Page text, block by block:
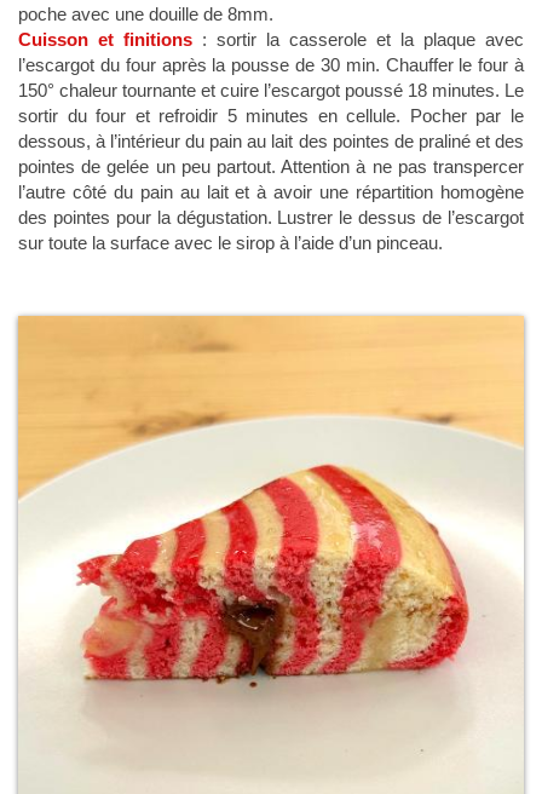
poche avec une douille de 8mm.
Cuisson et finitions : sortir la casserole et la plaque avec
l’escargot du four après la pousse de 30 min. Chauffer le four à
150° chaleur tournante et cuire l’escargot poussé 18 minutes. Le
sortir du four et refroidir 5 minutes en cellule. Pocher par le
dessous, à l’intérieur du pain au lait des pointes de praliné et des
pointes de gelée un peu partout. Attention à ne pas transpercer
l’autre côté du pain au lait et à avoir une répartition homogène
des pointes pour la dégustation. Lustrer le dessus de l’escargot
sur toute la surface avec le sirop à l’aide d’un pinceau.